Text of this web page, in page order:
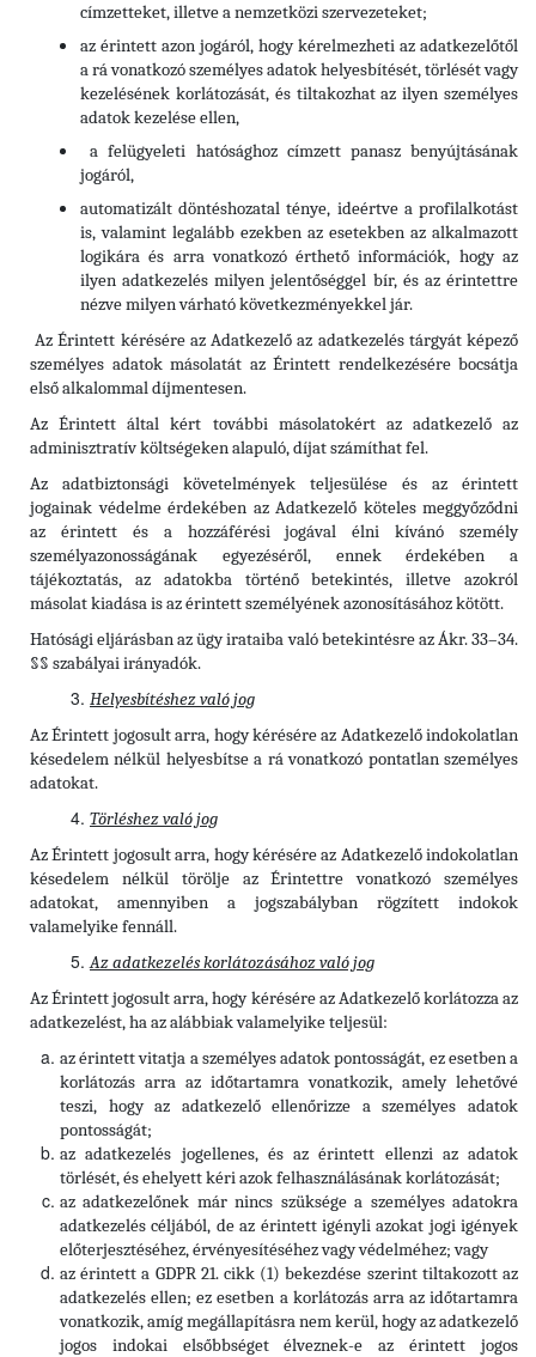
címzetteket, illetve a nemzetközi szervezeteket;
az érintett azon jogáról, hogy kérelmezheti az adatkezelőtől
a rá vonatkozó személyes adatok helyesbítését, törlését vagy
kezelésének korlátozását, és tiltakozhat az ilyen személyes
adatok kezelése ellen,
a felügyeleti hatósághoz címzett panasz benyújtásának
jogáról,
automatizált döntéshozatal ténye, ideértve a profilalkotást
is, valamint legalább ezekben az esetekben az alkalmazott
logikára és arra vonatkozó érthető információk, hogy az
ilyen adatkezelés milyen jelentőséggel bír, és az érintettre
nézve milyen várható következményekkel jár.
Az Érintett kérésére az Adatkezelő az adatkezelés tárgyát képező
személyes adatok másolatát az Érintett rendelkezésére bocsátja
első alkalommal díjmentesen.
Az Érintett által kért további másolatokért az adatkezelő az
adminisztratív költségeken alapuló, díjat számíthat fel.
Az adatbiztonsági követelmények teljesülése és az érintett
jogainak védelme érdekében az Adatkezelő köteles meggyőződni
az érintett és a hozzáférési jogával élni kívánó személy
személyazonosságának egyezéséről, ennek érdekében a
tájékoztatás, az adatokba történő betekintés, illetve azokról
másolat kiadása is az érintett személyének azonosításához kötött.
Hatósági eljárásban az ügy irataiba való betekintésre az Ákr. 33–34.
§§ szabályai irányadók.
Helyesbítéshez való jog
Az Érintett jogosult arra, hogy kérésére az Adatkezelő indokolatlan
késedelem nélkül helyesbítse a rá vonatkozó pontatlan személyes
adatokat.
Törléshez való jog
Az Érintett jogosult arra, hogy kérésére az Adatkezelő indokolatlan
késedelem nélkül törölje az Érintettre vonatkozó személyes
adatokat, amennyiben a jogszabályban rögzített indokok
valamelyike fennáll.
Az adatkezelés korlátozásához való jog
Az Érintett jogosult arra, hogy kérésére az Adatkezelő korlátozza az
adatkezelést, ha az alábbiak valamelyike teljesül:
az érintett vitatja a személyes adatok pontosságát, ez esetben a
korlátozás arra az időtartamra vonatkozik, amely lehetővé
teszi, hogy az adatkezelő ellenőrizze a személyes adatok
pontosságát;
az adatkezelés jogellenes, és az érintett ellenzi az adatok
törlését, és ehelyett kéri azok felhasználásának korlátozását;
az adatkezelőnek már nincs szüksége a személyes adatokra
adatkezelés céljából, de az érintett igényli azokat jogi igények
előterjesztéséhez, érvényesítéséhez vagy védelméhez; vagy
az érintett a GDPR 21. cikk (1) bekezdése szerint tiltakozott az
adatkezelés ellen; ez esetben a korlátozás arra az időtartamra
vonatkozik, amíg megállapításra nem kerül, hogy az adatkezelő
jogos indokai elsőbbséget élveznek-e az érintett jogos